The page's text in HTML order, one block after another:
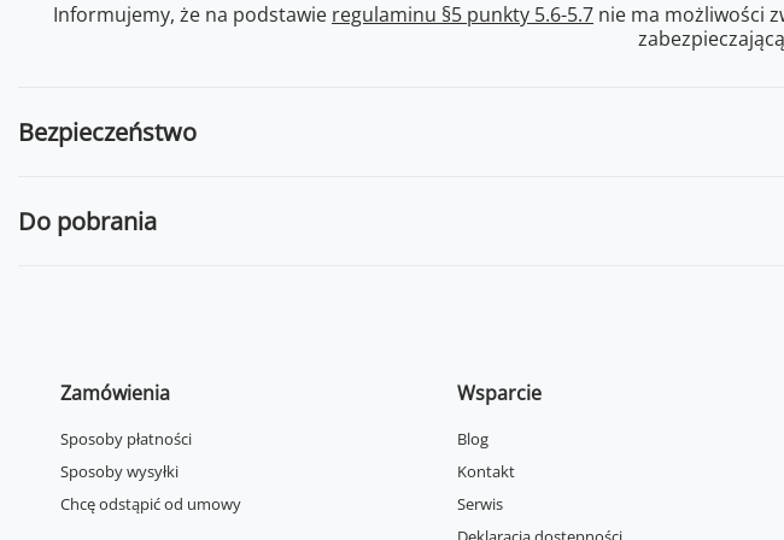
Informujemy, że na podstawie regulaminu §5 punkty 5.6-5.7 nie ma możliwości
Bezpieczeństwo
Do pobrania
Zamówienia
Sposoby płatności
Sposoby wysyłki
Chcę odstąpić od umowy
Wsparcie
Blog
Kontakt
Serwis